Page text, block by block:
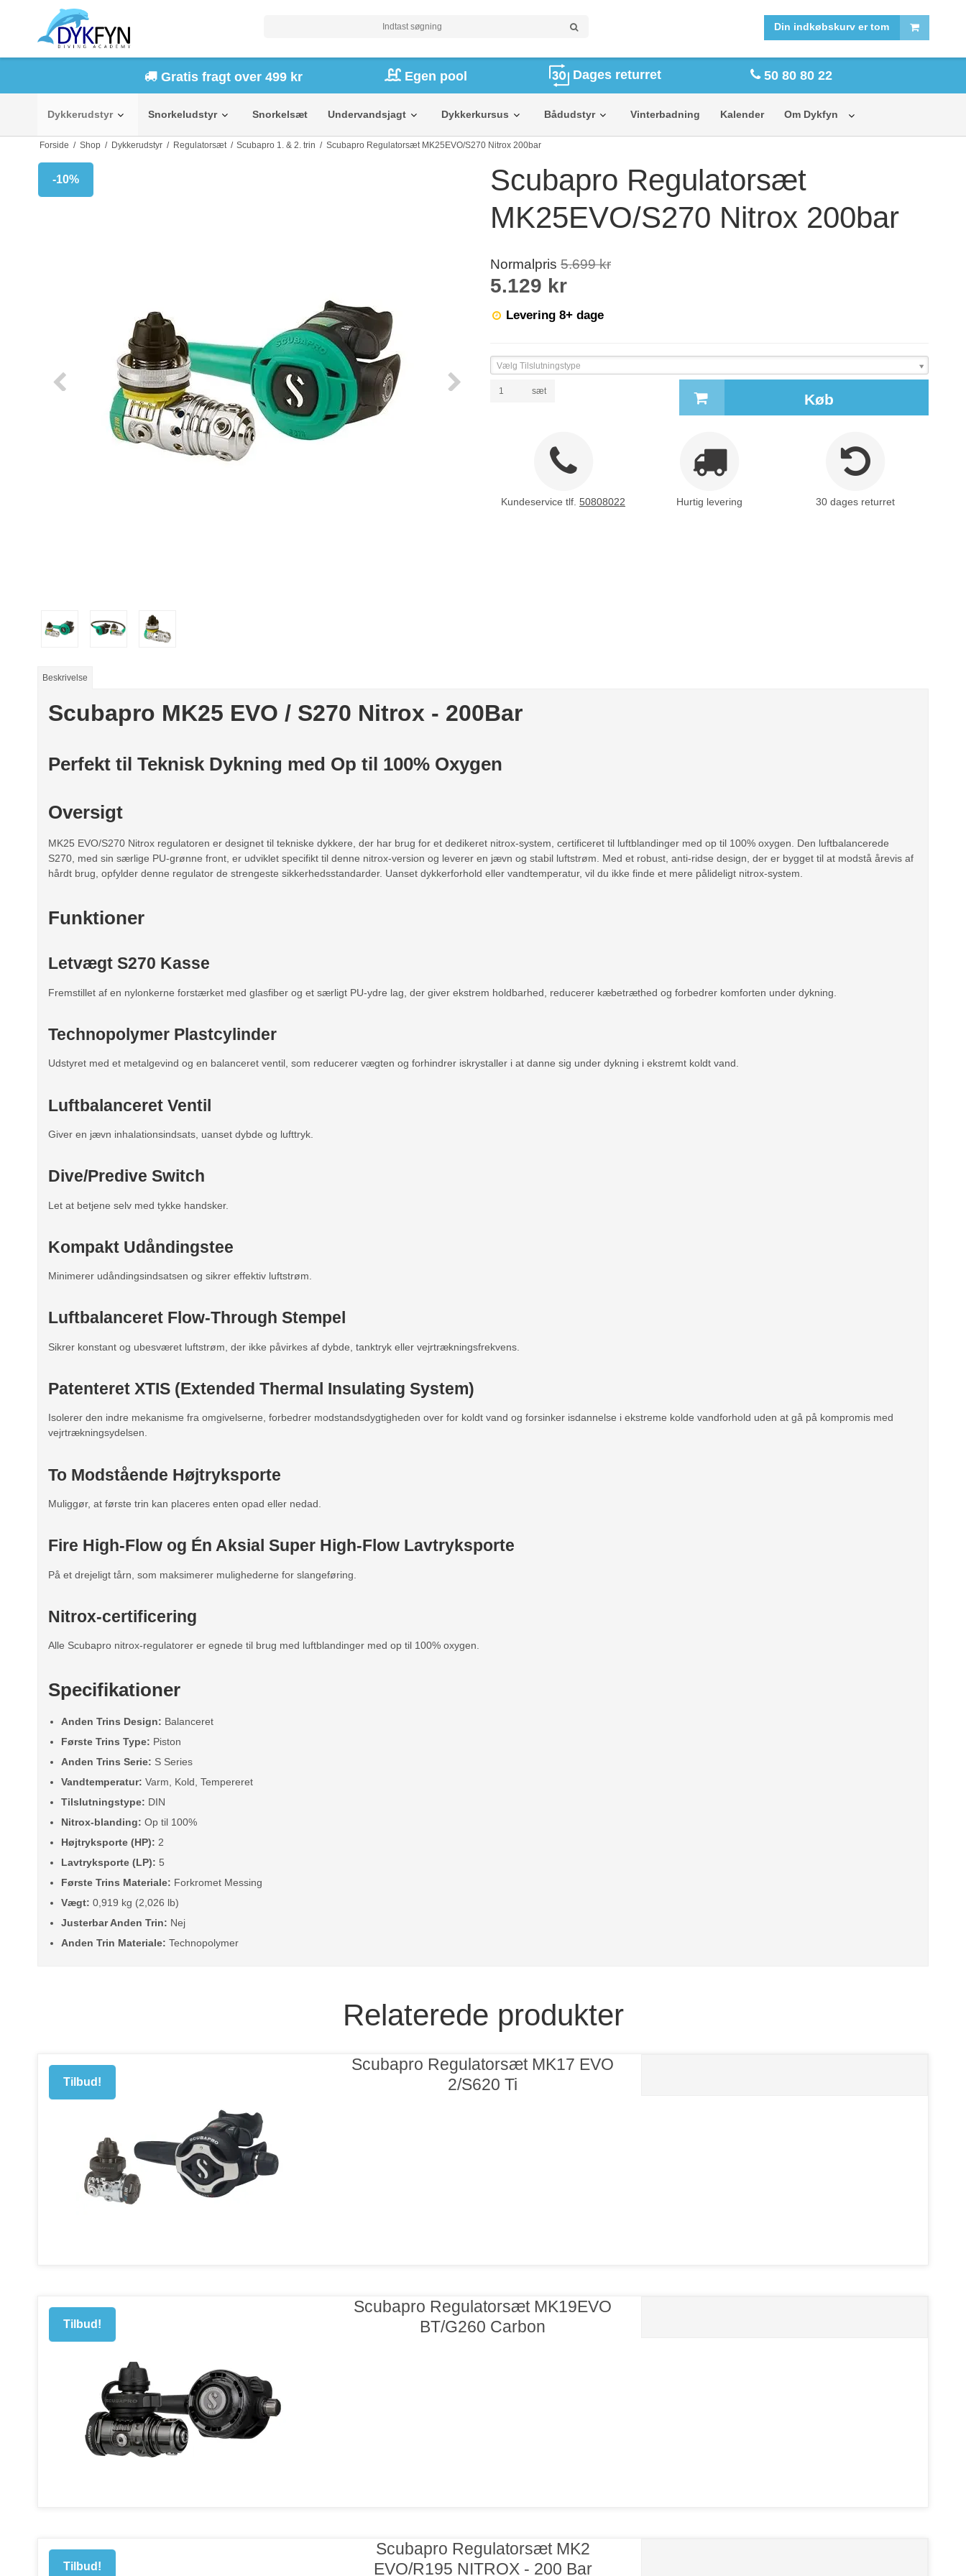
FORSIDE SHOP
Din indkøbskurv er tom
Gratis fragt over 499 kr Egen pool Dages returret 50 80 80 22
Dykkerudstyr Snorkeludstyr Snorkelsæt Undervandsjagt Dykkerkursus Bådudstyr Vinterbadning Kalender Om Dykfyn
Forside / Shop / Dykkerudstyr / Regulatorsæt / Scubapro 1. & 2. trin / Scubapro Regulatorsæt MK25EVO/S270 Nitrox 200bar
-10%
Scubapro Regulatorsæt
MK25EVO/S270 Nitrox 200bar
Normalpris 5.699 kr
5.129 kr
Levering 8+ dage
Vælg Tilslutningstype
sæt Køb
Kundeservice tlf. 50808022 Hurtig levering 30 dages returret
Beskrivelse
Scubapro MK25 EVO / S270 Nitrox - 200Bar
Perfekt til Teknisk Dykning med Op til 100% Oxygen
Oversigt
MK25 EVO/S270 Nitrox regulatoren er designet til tekniske dykkere, der har brug for et dedikeret nitrox-system, certificeret til luftblandinger med op til 100% oxygen. Den luftbalancerede
S270, med sin særlige PU-grønne front, er udviklet specifikt til denne nitrox-version og leverer en jævn og stabil luftstrøm. Med et robust, anti-ridse design, der er bygget til at modstå årevis af
hårdt brug, opfylder denne regulator de strengeste sikkerhedsstandarder. Uanset dykkerforhold eller vandtemperatur, vil du ikke finde et mere pålideligt nitrox-system.
Funktioner
Letvægt S270 Kasse
Fremstillet af en nylonkerne forstærket med glasfiber og et særligt PU-ydre lag, der giver ekstrem holdbarhed, reducerer kæbetræthed og forbedrer komforten under dykning.
Technopolymer Plastcylinder
Udstyret med et metalgevind og en balanceret ventil, som reducerer vægten og forhindrer iskrystaller i at danne sig under dykning i ekstremt koldt vand.
Luftbalanceret Ventil
Giver en jævn inhalationsindsats, uanset dybde og lufttryk.
Dive/Predive Switch
Let at betjene selv med tykke handsker.
Kompakt Udåndingstee
Minimerer udåndingsindsatsen og sikrer effektiv luftstrøm.
Luftbalanceret Flow-Through Stempel
Sikrer konstant og ubesværet luftstrøm, der ikke påvirkes af dybde, tanktryk eller vejrtrækningsfrekvens.
Patenteret XTIS (Extended Thermal Insulating System)
Isolerer den indre mekanisme fra omgivelserne, forbedrer modstandsdygtigheden over for koldt vand og forsinker isdannelse i ekstreme kolde vandforhold uden at gå på kompromis med
vejrtrækningsydelsen.
To Modstående Højtryksporte
Muliggør, at første trin kan placeres enten opad eller nedad.
Fire High-Flow og Én Aksial Super High-Flow Lavtryksporte
På et drejeligt tårn, som maksimerer mulighederne for slangeføring.
Nitrox-certificering
Alle Scubapro nitrox-regulatorer er egnede til brug med luftblandinger med op til 100% oxygen.
Specifikationer
Anden Trins Design: Balanceret
Første Trins Type: Piston
Anden Trins Serie: S Series
Vandtemperatur: Varm, Kold, Tempereret
Tilslutningstype: DIN
Nitrox-blanding: Op til 100%
Højtryksporte (HP): 2
Lavtryksporte (LP): 5
Første Trins Materiale: Forkromet Messing
Vægt: 0,919 kg (2,026 lb)
Justerbar Anden Trin: Nej
Anden Trin Materiale: Technopolymer
Relaterede produkter
Tilbud!
Scubapro Regulatorsæt MK17 EVO
2/S620 Ti
Tilbud!
Scubapro Regulatorsæt MK19EVO
BT/G260 Carbon
Tilbud!
Scubapro Regulatorsæt MK2
EVO/R195 NITROX - 200 Bar